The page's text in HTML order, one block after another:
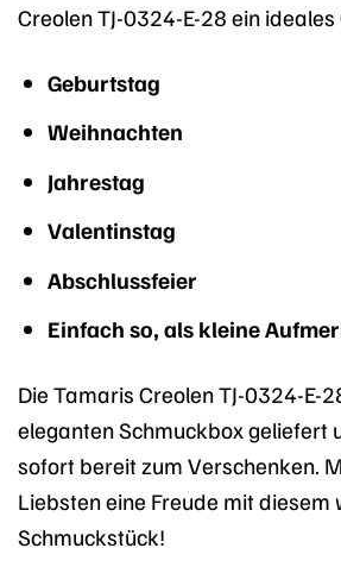
Creolen TJ-0324-E-28 ein
Geburtstag
Weihnachten
Jahrestag
Valentinstag
Abschlussfeier
Einfach so, als kleine
Die Tamaris Creolen TJ-0324-E-
eleganten Schmuckbox geliefert
sofort bereit zum Verschenken.
Liebsten eine Freude mit diesem
Schmuckstück!